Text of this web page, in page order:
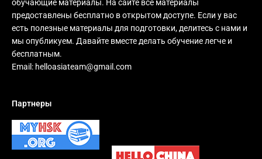
обучающие материалы. На сайте все материалы
предоставлены бесплатно в открытом доступе. Если у вас
есть полезные материалы для подготовки, делитесь с нами и
мы опубликуем. Давайте вместе делать обучение легче и
бесплатным.
Email: helloasiateam@gmail.com
Партнеры